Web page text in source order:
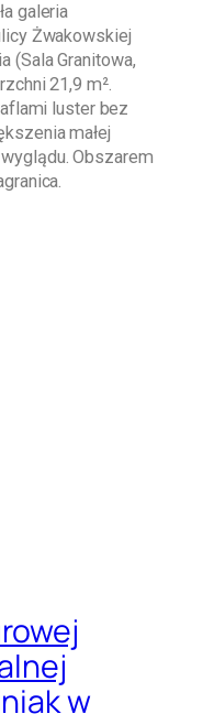
galeria
Żwakowskiej
(Sala Granitowa,
21,9 m².
luster bez
małej
Obszarem
w